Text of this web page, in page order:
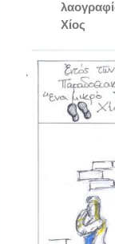
Χίος